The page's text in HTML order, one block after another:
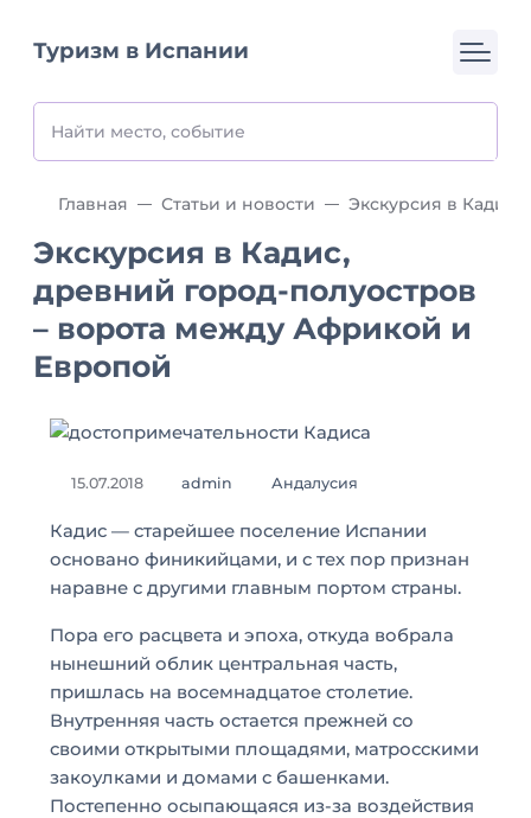
Туризм в Испании
Экскурсия в Кадис,
древний город-полуостров
– ворота между Африкой и
Европой
Главная Статьи и новости
15.07.2018 admin Андалусия
Кадис — старейшее поселение Испании
основано финикийцами, и с тех пор признан
наравне с другими главным портом страны.
Пора его расцвета и эпоха, откуда вобрала
нынешний облик центральная часть,
пришлась на восемнадцатое столетие.
Внутренняя часть остается прежней со
своими открытыми площадями, матросскими
закоулками и домами с башенками.
Постепенно осыпающаяся из-за воздействия